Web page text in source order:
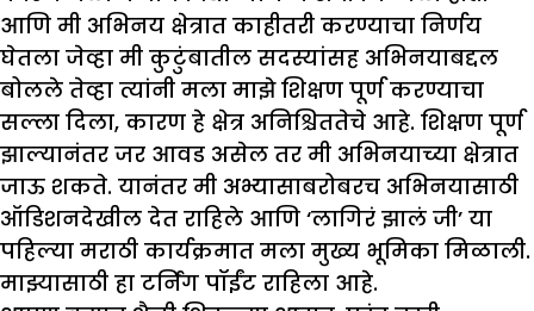
आणि मी अभिनय क्षेत्रात काहीतरी करण्याचा निर्णय
घेतला जेव्हा मी कुटुंबातील सदस्यांसह अभिनयाबद्दल
बोलले तेव्हा त्यांनी मला माझे शिक्षण पूर्ण करण्याचा
सल्ला दिला, कारण हे क्षेत्र अनिश्चिततेचे आहे. शिक्षण पूर्ण
झाल्यानंतर जर आवड असेल तर मी अभिनयाच्या क्षेत्रात
जाऊ शकते. यानंतर मी अभ्यासाबरोबरच अभिनयासाठी
ऑडिशनदेखील देत राहिले आणि ‘लागिरं झालं जी’ या
पहिल्या मराठी कार्यक्रमात मला मुख्य भूमिका मिळाली.
माझ्यासाठी हा टर्निंग पॉईंट राहिला आहे.